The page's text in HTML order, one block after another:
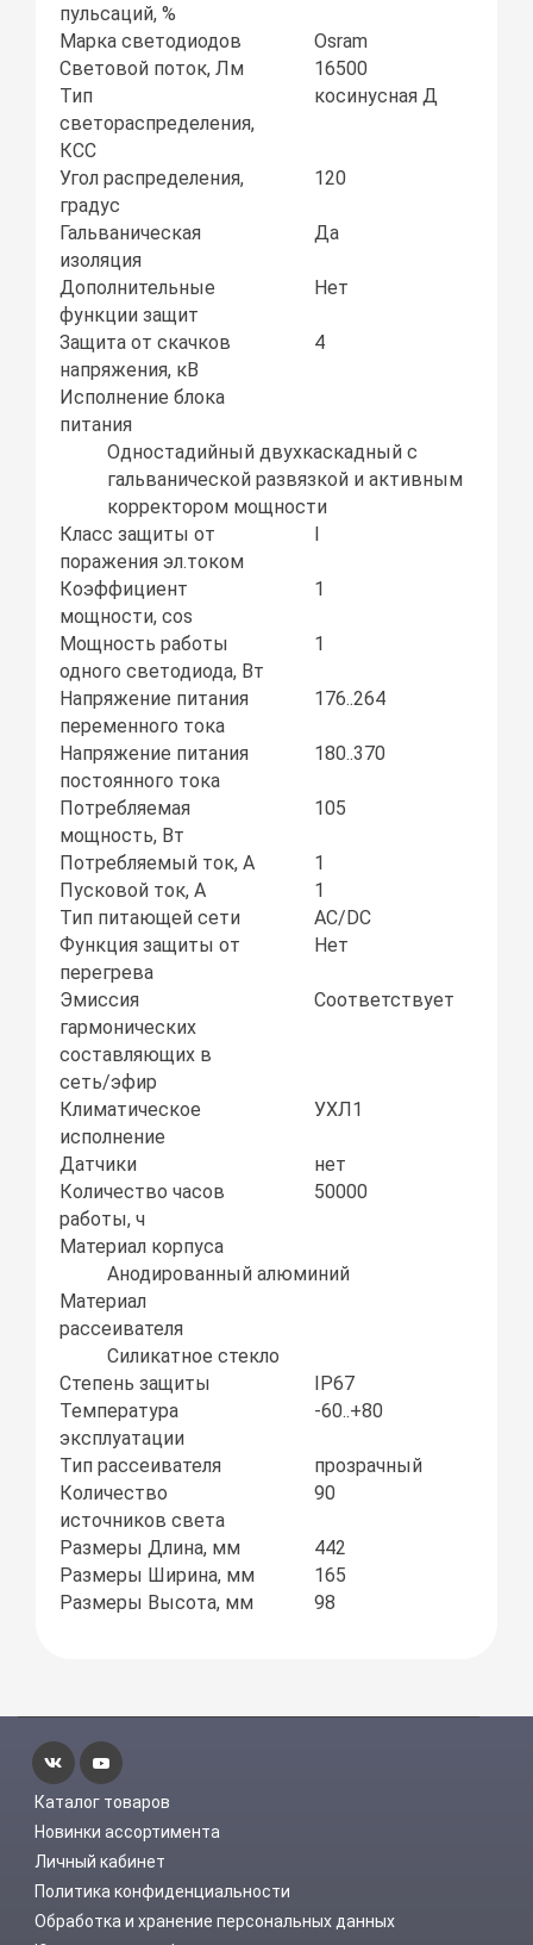
пульсаций, %
Марка светодиодов
Osram
Световой поток, Лм
16500
Тип
светораспределения,
КСС
косинусная Д
Угол распределения,
градус
120
Гальваническая
изоляция
Да
Дополнительные
функции защит
Нет
Защита от скачков
напряжения, кВ
4
Исполнение блока
питания
Одностадийный двухкаскадный с
гальванической развязкой и активным
корректором мощности
Класс защиты от
поражения эл.током
Коэффициент
мощности, соs
1
Мощность работы
одного светодиода, Вт
1
Напряжение питания
переменного тока
176..264
Напряжение питания
постоянного тока
180..370
Потребляемая
мощность, Вт
105
Потребляемый ток, А
1
Пусковой ток, А
1
Тип питающей сети
AC/DC
Функция защиты от
перегрева
Нет
Эмиссия
гармонических
составляющих в
сеть/эфир
Соответствует
Климатическое
исполнение
УХЛ1
Датчики
нет
Количество часов
работы, ч
50000
Материал корпуса
Анодированный алюминий
Материал
рассеивателя
Силикатное стекло
Степень защиты
IP67
Температура
эксплуатации
-60..+80
Тип рассеивателя
прозрачный
Количество
источников света
90
Размеры Длина, мм
442
Размеры Ширина, мм
165
Размеры Высота, мм
98
Каталог товаров
Новинки ассортимента
Личный кабинет
Политика конфиденциальности
Обработка и хранение персональных данных